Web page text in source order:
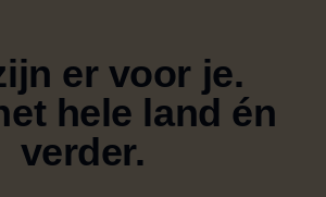
er voor je.
hele land én
verder.